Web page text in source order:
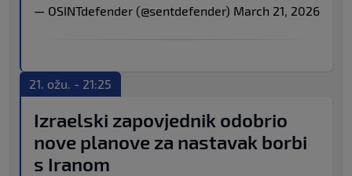
— OSINTdefender (@sentdefender) March 21, 2026
21. ožu. - 21:25
Izraelski zapovjednik odobrio
nove planove za nastavak borbi
s Iranom